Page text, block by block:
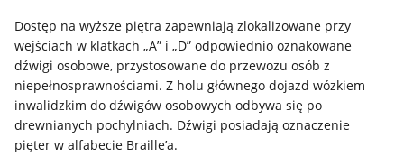
Dostęp na wyższe piętra zapewniają zlokalizowane przy
wejściach w klatkach „A” i „D” odpowiednio oznakowane
dźwigi osobowe, przystosowane do przewozu osób z
niepełnosprawnościami. Z holu głównego dojazd wózkiem
inwalidzkim do dźwigów osobowych odbywa się po
drewnianych pochylniach. Dźwigi posiadają oznaczenie
pięter w alfabecie Braille’a.